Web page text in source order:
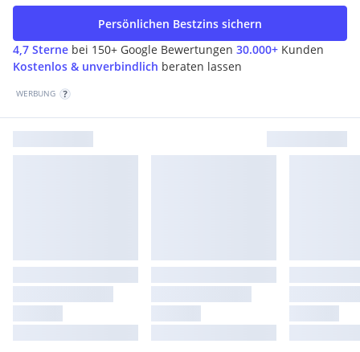
4,7 Sterne bei 150+ Google Bewertungen 30.000+ Kunden
Kostenlos & unverbindlich beraten lassen
Persönlichen Bestzins sichern
WERBUNG